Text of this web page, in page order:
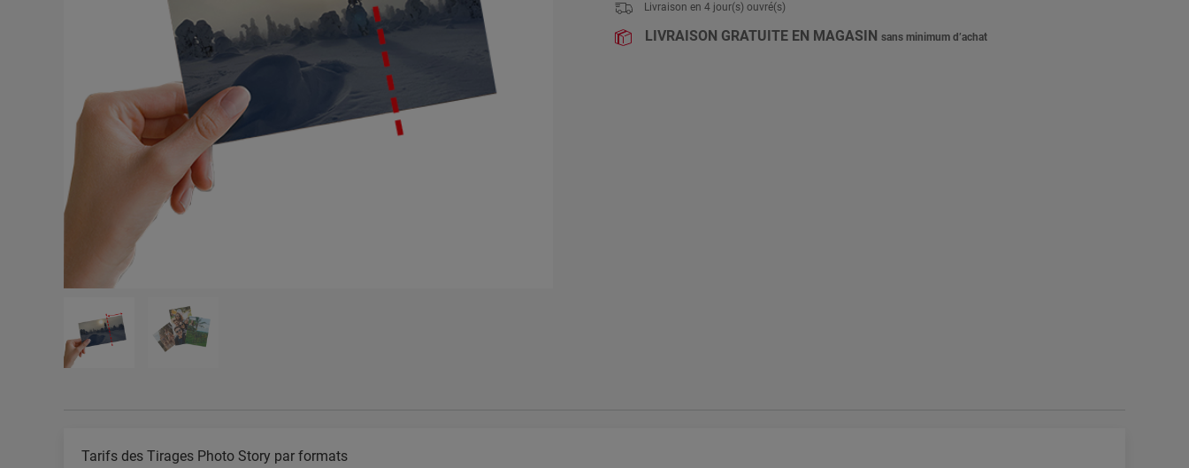
Livraison en 4jour(s) ouvré(s)
LIVRAISON GRATUITE EN MAGASIN sans minimum d’achat
Tarifs des Tirages Photo Story par formats